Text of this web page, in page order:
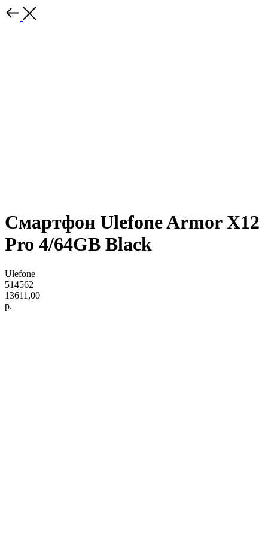
Смартфон Ulefone Armor X12
Pro 4/64GB Black
Ulefone
514562
13611,00
р.